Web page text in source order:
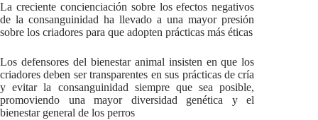
La creciente concienciación sobre los efectos negativos
de la consanguinidad ha llevado a una mayor presión
sobre los criadores para que adopten prácticas más éticas
Los defensores del bienestar animal insisten en que los
criadores deben ser transparentes en sus prácticas de cría
y evitar la consanguinidad siempre que sea posible,
promoviendo una mayor diversidad genética y el
bienestar general de los perros